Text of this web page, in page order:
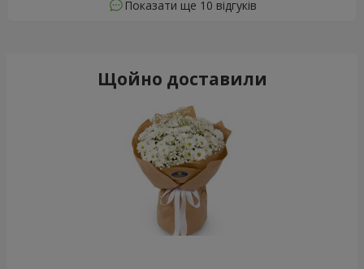
Показати ще 10 відгуків
Щойно доставили